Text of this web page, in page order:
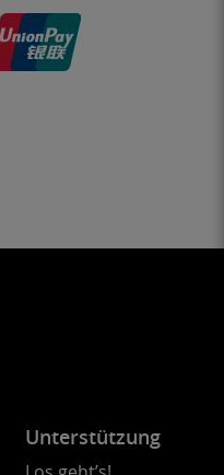
Unterstützung